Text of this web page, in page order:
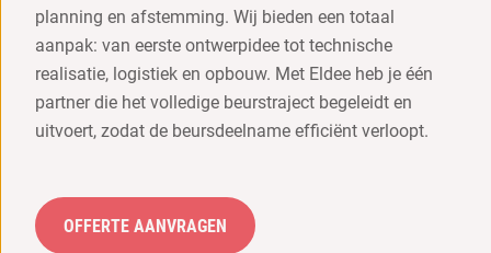
planning en afstemming. Wij bieden een totaal
aanpak: van eerste ontwerpidee tot technische
realisatie, logistiek en opbouw. Met Eldee heb je één
partner die het volledige beurstraject begeleidt en
uitvoert, zodat de beursdeelname efficiënt verloopt.
OFFERTE AANVRAGEN